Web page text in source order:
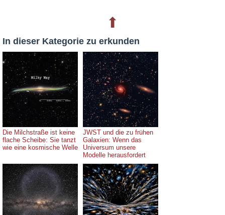
⬆
In dieser Kategorie zu erkunden
Die Milchstraße ist keine
flache Scheibe: Sie tanzt
wie eine kosmische Welle
JWST und die zu frühen
Galaxien: Wenn das
Universum unsere
Modelle herausfordert